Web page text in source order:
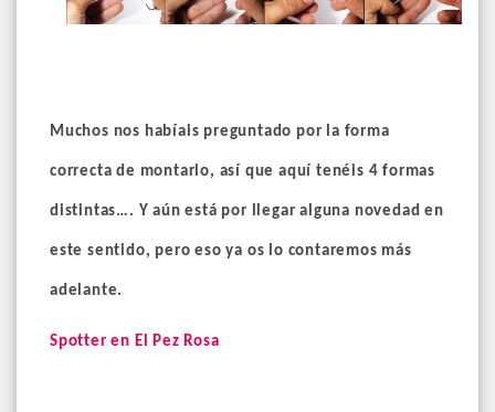
Muchos nos habíais preguntado por la forma
correcta de montarlo, así que aquí tenéis 4 formas
distintas…. Y aún está por llegar alguna novedad en
este sentido, pero eso ya os lo contaremos más
adelante.
Spotter en El Pez Rosa